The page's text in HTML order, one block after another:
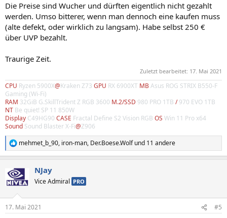
:
Die Preise sind Wucher und dürften eigentlich nicht gezahlt
werden. Umso bitterer, wenn man dennoch eine kaufen muss
(alte defekt, oder wirklich zu langsam). Habe selbst 250 €
über UVP bezahlt.
Traurige Zeit.
Zuletzt bearbeitet: 17. Mai 2021
CPU Ryzen 5900X@Kraken Z73 GPU RX 6900XT MBAsus ROG STRIX B550-F
Gaming (Wi-Fi)
RAM 32GiB G.SkillTrident Z RGB 3600 M.2/SSD 980 PRO 1TB /970 EVO 1TB
NT Be quiet! SP 11 850W
Display C49HG90 CASE Fractal Define S2 Vision RGB OS Win 11 Pro x64
Sound Sound Blaster X-Fi@Z906
R
e
k
t
i
e
mehmet_b_90, iron-man, Der.Boese.Wolfund 11 andere
NJay
Vice Admiral PRO
17. Mai 2021 #5